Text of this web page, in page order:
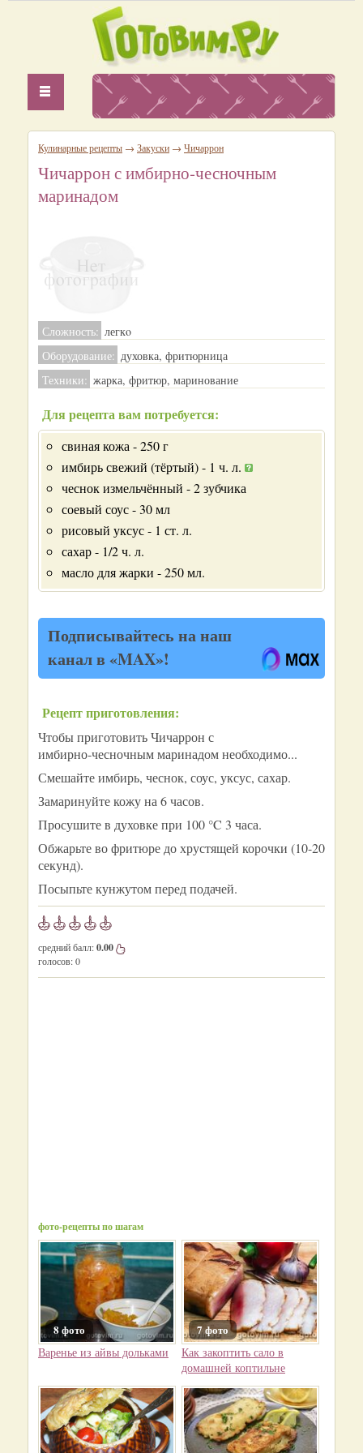
Кулинарные рецепты → Закуски → Чичаррон
Чичаррон с имбирно‑чесночным
маринадом
Сложность: легкo
Оборудование: духовка, фритюрница
Техники: жарка, фритюр, маринование
Для рецепта вам потребуется:
свиная кожа - 250 г
имбирь свежий (тёртый) - 1 ч. л.
чеснок измельчённый - 2 зубчика
соевый соус - 30 мл
рисовый уксус - 1 ст. л.
сахар - 1/2 ч. л.
масло для жарки - 250 мл.
Подписывайтесь на наш
канал в «MAX»!
Рецепт приготовления:
Чтобы приготовить Чичаррон с
имбирно‑чесночным маринадом необходимо...
Смешайте имбирь, чеснок, соус, уксус, сахар.
Замаринуйте кожу на 6 часов.
Просушите в духовке при 100 °C 3 часа.
Обжарьте во фритюре до хрустящей корочки (10-20
секунд).
Посыпьте кунжутом перед подачей.
средний балл:0.00
голосов:0
фото-рецепты по шагам
8 фото
Варенье из айвы дольками
7 фото
Как закоптить сало в
домашней коптильне